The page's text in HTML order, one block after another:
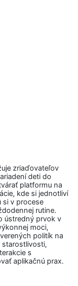
zriaďovateľov
deti do
platformu na
kde si jednotliví
si v procese
rutine.
ústredný prvok v
moci,
politík na
starostlivosti,
s
aplikačnú prax.